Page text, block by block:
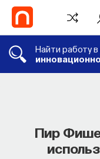
Найти работу в
Пир
Химия
вещества,
Как наши